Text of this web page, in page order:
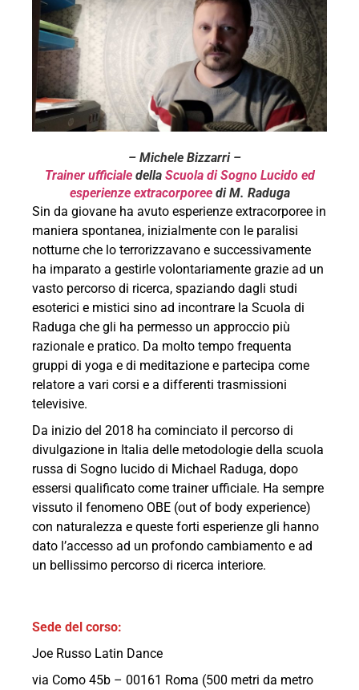
– Michele Bizzarri –
Trainer ufficialedella Scuola di Sogno Lucido ed
esperienze extracorporeedi M. Raduga
Sin da giovane ha avuto esperienze extracorporee in
maniera spontanea, inizialmente con le paralisi
notturne che lo terrorizzavano e successivamente
ha imparato a gestirle volontariamente grazie ad un
vasto percorso di ricerca, spaziando dagli studi
esoterici e mistici sino ad incontrare la Scuola di
Raduga che gli ha permesso un approccio più
razionale e pratico. Da molto tempo frequenta
gruppi di yoga e di meditazione e partecipa come
relatore a vari corsi e a differenti trasmissioni
televisive.
Da inizio del 2018 ha cominciato il percorso di
divulgazione in Italia delle metodologie della scuola
russa di Sogno lucido di Michael Raduga, dopo
essersi qualificato come trainer ufficiale. Ha sempre
vissuto il fenomeno OBE (out of body experience)
con naturalezza e queste forti esperienze gli hanno
dato l’accesso ad un profondo cambiamento e ad
un bellissimo percorso di ricerca interiore.
Sede del corso:
Joe Russo Latin Dance
via Como 45b – 00161 Roma (500 metri da metro